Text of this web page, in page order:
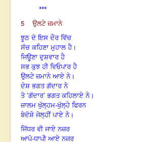
***
5
ਉਲਟੇ ਜ਼ਮਾਨੇ
ਝੂਠ ਦੇ ਇਸ ਦੌਰ ਵਿੱਚ
ਸੱਚ ਕਹਿਣਾ ਮੁਹਾਲ ਹੈ।
ਜਿਊਣਾ ਦੁਸ਼ਵਾਰ ਹੈ
ਸਭ ਕੁਝ ਹੀ ਵਿਓਪਾਰ ਹੈ
ਉਲਟੇ ਜ਼ਮਾਨੇ ਆਏ ਨੇ।
ਦੇਸ਼ ਭਗਤ ਗੱਦਾਰ ਨੇ
ਤੇ ‘ਗੱਦਾਰ’ ਭਗਤ ਕਹਿਲਾਏ ਨੇ।
ਜ਼ਾਲਮ ਖੁੱਲ੍ਹਮ-ਖੁੱਲ੍ਹੇ ਫਿਰਨ
ਬੇਦੋਸ਼ੇ ਜੇਲ੍ਹੀਂ ਪਾਏ ਨੇ।
ਜਿੱਧਰ ਵੀ ਜਾਏ ਨਜ਼ਰ
ਆਪੋ-ਧਾਪੀ ਆਏ ਨਜ਼ਰ